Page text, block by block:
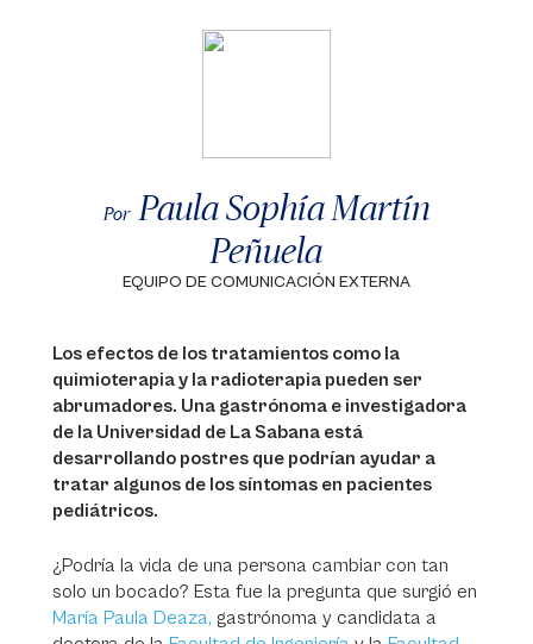
Por Paula Sophía Martín
Peñuela
EQUIPO DE COMUNICACIÓN EXTERNA
Los efectos de los tratamientos como la
quimioterapia y la radioterapia pueden ser
abrumadores. Una gastrónoma e investigadora
de la Universidad de La Sabana está
desarrollando postres que podrían ayudar a
tratar algunos de los síntomas en pacientes
pediátricos.
¿Podría la vida de una persona cambiar con tan
solo un bocado? Esta fue la pregunta que surgió en
María Paula Deaza, gastrónoma y candidata a